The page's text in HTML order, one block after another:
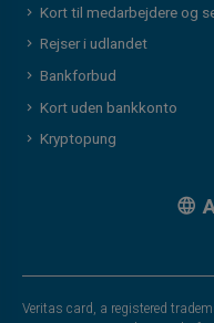
Kort til medarbejdere og
Rejser i udlandet
Bankforbud
Kort uden bankkonto
Kryptopung
Veritas card, a registered